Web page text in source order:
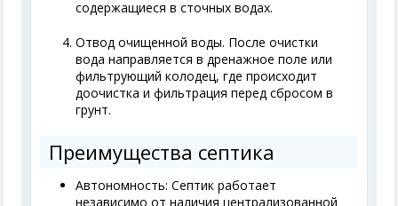
содержащиеся в сточных водах.
Отвод очищенной воды. После очистки
вода направляется в дренажное поле или
фильтрующий колодец, где происходит
доочистка и фильтрация перед сбросом в
грунт.
Преимущества септика
Автономность: Септик работает
независимо от наличия централизованной